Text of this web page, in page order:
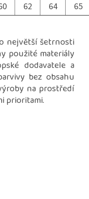
62 64 65
největší šetrnosti
použité materiály
dodavatele a
bez obsahu
na prostředí
prioritami.